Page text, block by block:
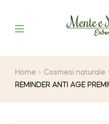
Home Cosmesi naturale
REMINDER ANTI AGE